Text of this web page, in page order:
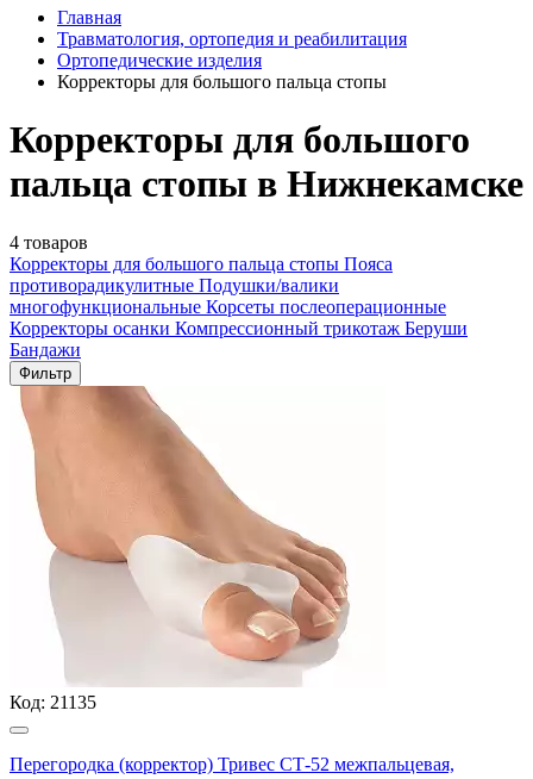
Главная
Травматология, ортопедия и реабилитация
Ортопедические изделия
Корректоры для большого пальца стопы
Корректоры для большого
пальца стопы в Нижнекамске
4 товаров
Корректоры для большого пальца стопы Пояса
противорадикулитные Подушки/валики
многофункциональные Корсеты послеоперационные
Корректоры осанки Компрессионный трикотаж Беруши
Бандажи
Фильтр
Код: 21135
Перегородка (корректор) Тривес СТ-52 межпальцевая,